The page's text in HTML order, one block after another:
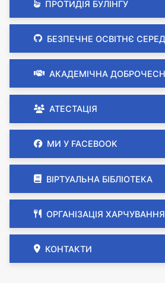
ПРОТИДІЯ БУЛІНГУ
БЕЗПЕЧНЕ ОСВІТНЄ
АКАДЕМІЧНА
АТЕСТАЦІЯ
МИ У FACEBOOK
ВІРТУАЛЬНА БІБЛІОТЕКА
ОРГАНІЗАЦІЯ ХАРЧУВАННЯ
КОНТАКТИ